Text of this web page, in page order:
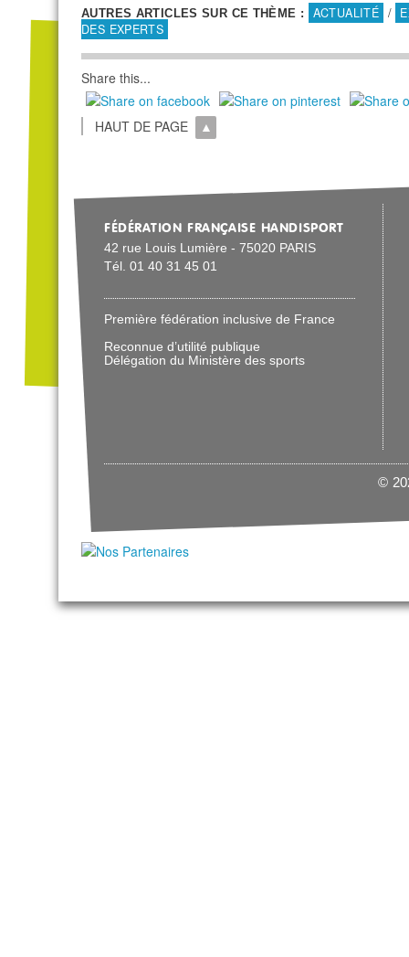
AUTRES ARTICLES SUR CE THÈME : ACTUALITÉ /
DES EXPERTS
Share this...
HAUT DE PAGE
FÉDÉRATION FRANÇAISE HANDISPORT
42 rue Louis Lumière - 75020 PARIS
Tél. 01 40 31 45 01
Première fédération inclusive de France
Reconnue d’utilité publique
Délégation du Ministère des sports
©